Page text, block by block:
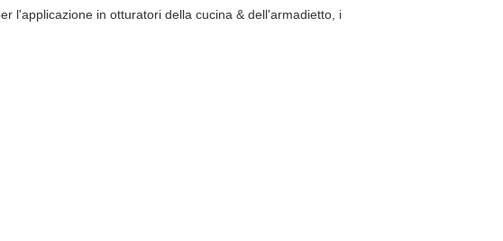
l'applicazione in otturatori della cucina & dell'armadietto, i